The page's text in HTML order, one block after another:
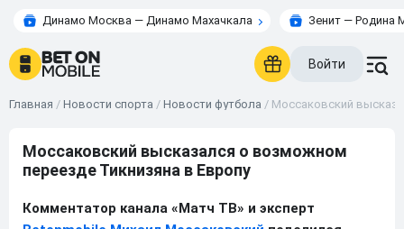
Динамо Москва — Динамо Махачкала Зенит — Родина
Войти
Главная / Новости спорта / Новости футбола / Моссаковский
Моссаковский высказался о возможном
переезде Тикнизяна в Европу
Комментатор канала «Матч ТВ» и эксперт